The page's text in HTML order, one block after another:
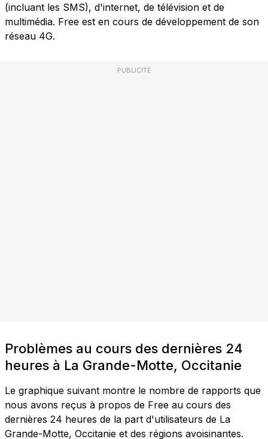
(incluant les SMS), d'internet, de télévision et de
multimédia. Free est en cours de développement de son
réseau 4G.
PUBLICITÉ
Problèmes au cours des dernières 24
heures à La Grande-Motte, Occitanie
Le graphique suivant montre le nombre de rapports que
nous avons reçus à propos de Free au cours des
dernières 24 heures de la part d'utilisateurs de La
Grande-Motte, Occitanie et des régions avoisinantes.